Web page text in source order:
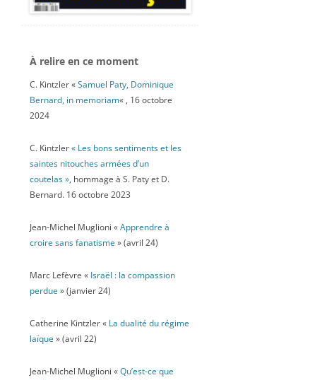
À relire en ce moment
C. Kintzler «Samuel Paty, Dominique
Bernard, in memoriam« , 16 octobre
2024
C. Kintzler« Les bons sentiments et les
saintes nitouches armées d’un
coutelas », hommage à S. Paty et D.
Bernard. 16 octobre 2023
Jean-Michel Muglioni «Apprendre à
croire sans fanatisme » (avril 24)
Marc Lefèvre « Israël : la compassion
perdue » (janvier 24)
Catherine Kintzler « La dualité du régime
laïque » (avril 22)
Jean-Michel Muglioni «Qu’est-ce que